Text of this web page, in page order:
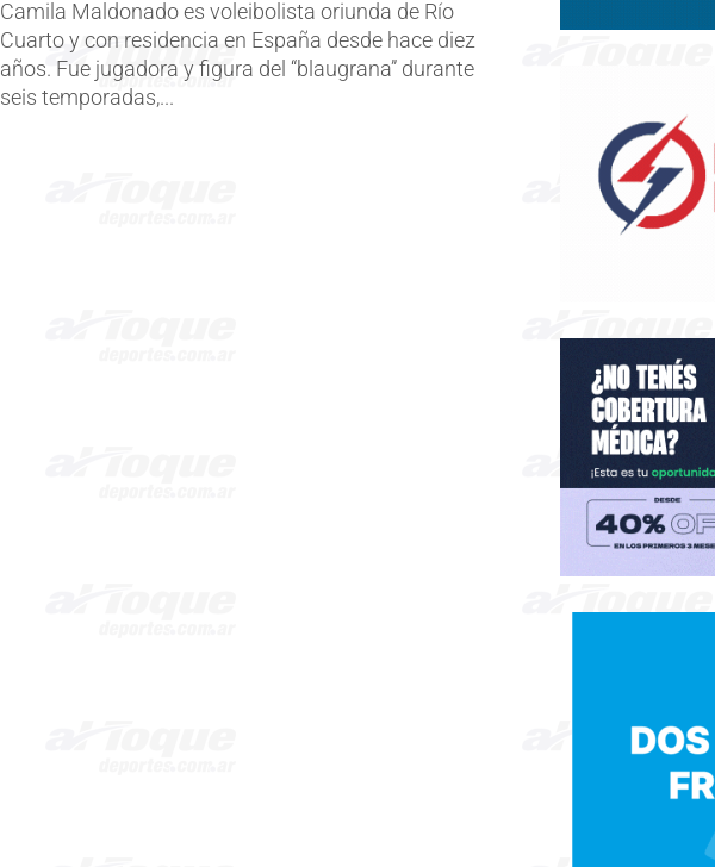
Camila Maldonado es voleibolista oriunda de Río
Cuarto y con residencia en España desde hace diez
años. Fue jugadora y figura del “blaugrana” durante
seis temporadas,...